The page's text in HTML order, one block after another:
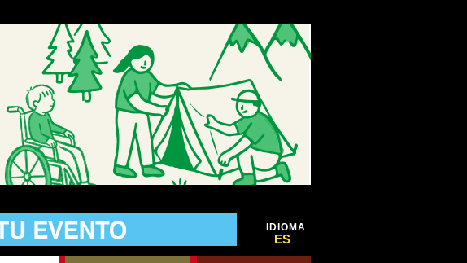
IDIOMA
ES